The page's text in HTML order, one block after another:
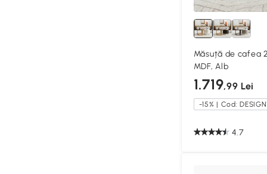
Măsuță de cafea
MDF, Alb
1.719,99 Lei
-15% | Cod:
4.7